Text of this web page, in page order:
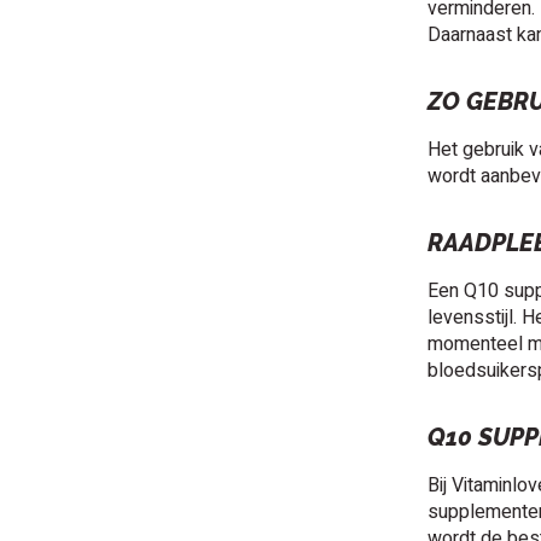
Daarnaast
ZO
Het gebruik
wordt
Een Q10
levensstijl.
momenteel
Q10
Bij